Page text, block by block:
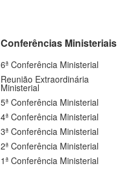
Conferências Ministeriais
6ª Conferência Ministerial
Reunião Extraordinária
Ministerial
5ª Conferência Ministerial
4ª Conferência Ministerial
3ª Conferência Ministerial
2ª Conferência Ministerial
1ª Conferência Ministerial